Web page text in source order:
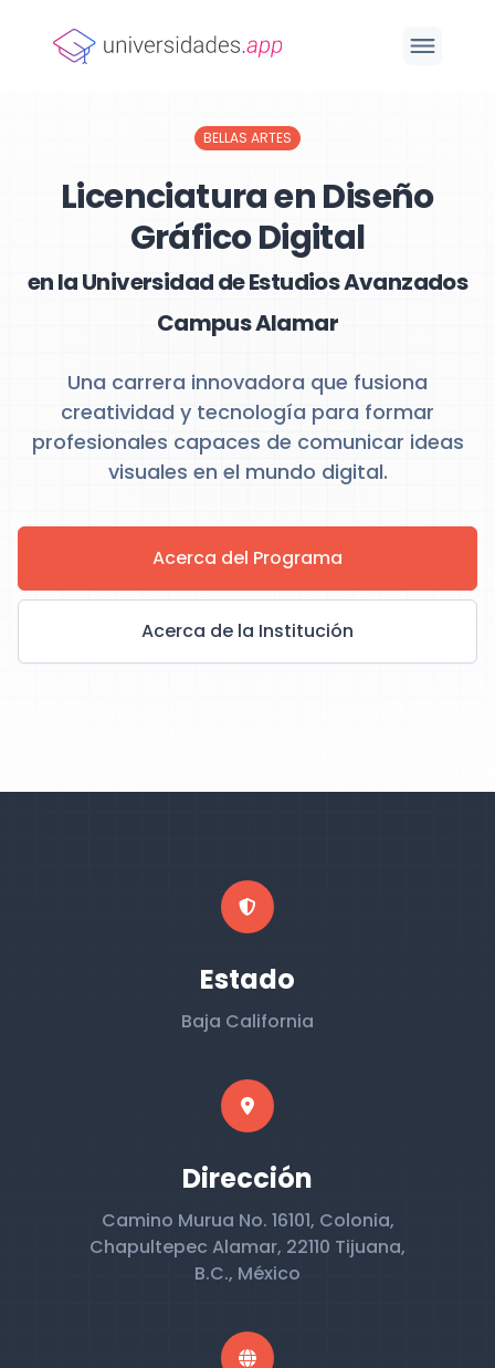
BELLAS ARTES
Licenciatura en Diseño
Gráfico Digital
en la Universidad de Estudios Avanzados
Campus Alamar
Una carrera innovadora que fusiona
creatividad y tecnología para formar
profesionales capaces de comunicar ideas
visuales en el mundo digital.
Acerca del Programa
Acerca de la Institución
Estado
Baja California
Dirección
Camino Murua No. 16101, Colonia,
Chapultepec Alamar, 22110 Tijuana,
B.C., México